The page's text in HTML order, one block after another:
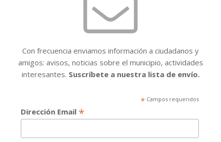
Con frecuencia enviamos información a ciudadanos y
amigos: avisos, noticias sobre el municipio, actividades
interesantes. Suscríbete a nuestra lista de envío.
*Campos requeridos
Dirección Email *